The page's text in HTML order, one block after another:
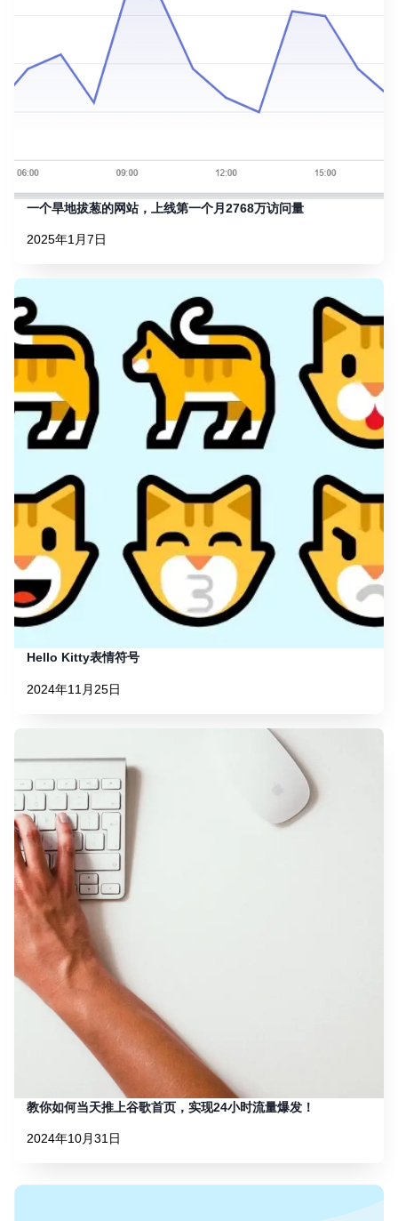
一个旱地拔葱的网站，上线第一个月2768万访问量
2025年1月7日
Hello Kitty表情符号
2024年11月25日
教你如何当天推上谷歌首页，实现24小时流量爆发！
2024年10月31日